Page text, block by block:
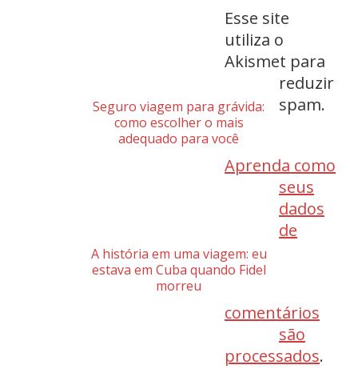
Seguro viagem para grávida:
como escolher o mais
adequado para você
A história em uma viagem: eu
estava em Cuba quando Fidel
morreu
Esse site
utiliza o
Akismet para
reduzir
spam.
Aprenda como
seus
dados
de
comentários
são
processados.